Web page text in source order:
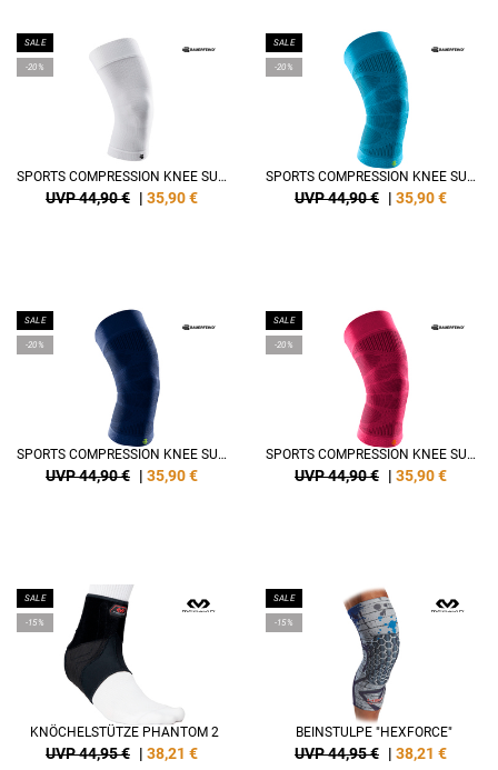
SALE
-20%
SPORTS COMPRESSION KNEE SUPPORT
UVP 44,90 € | 35,90€
SALE
-20%
SPORTS COMPRESSION KNEE SUPPORT
UVP 44,90 € | 35,90€
SALE
-20%
SPORTS COMPRESSION KNEE SUPPORT
UVP 44,90 € | 35,90€
SALE
-20%
SPORTS COMPRESSION KNEE SUPPORT
UVP 44,90 € | 35,90€
SALE
-15%
KNÖCHELSTÜTZE PHANTOM 2
UVP 44,95 € | 38,21 €
SALE
-15%
BEINSTULPE "HEXFORCE"
UVP 44,95 € | 38,21 €